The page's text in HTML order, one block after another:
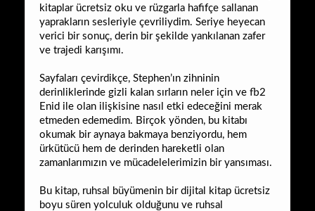
kitaplar ücretsiz oku ve rüzgarla hafifçe sallanan
yaprakların sesleriyle çevriliydim. Seriye heyecan
verici bir sonuç, derin bir şekilde yankılanan zafer
ve trajedi karışımı.
Sayfaları çevirdikçe, Stephen’ın zihninin
derinliklerinde gizli kalan sırların neler için ve fb2
Enid ile olan ilişkisine nasıl etki edeceğini merak
etmeden edemedim. Birçok yönden, bu kitabı
okumak bir aynaya bakmaya benziyordu, hem
ürkütücü hem de derinden hareketli olan
zamanlarımızın ve mücadelelerimizin bir yansıması.
Bu kitap, ruhsal büyümenin bir dijital kitap ücretsiz
boyu süren yolculuk olduğunu ve ruhsal